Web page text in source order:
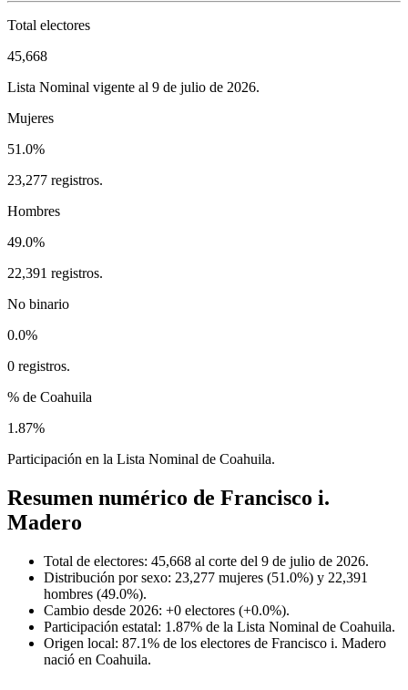
Total electores
45,668
Lista Nominal vigente al 9 de julio de 2026.
Mujeres
51.0%
23,277 registros.
Hombres
49.0%
22,391 registros.
No binario
0.0%
0 registros.
% de Coahuila
1.87%
Participación en la Lista Nominal de Coahuila.
Resumen numérico de Francisco i.
Madero
Total de electores: 45,668 al corte del 9 de julio de 2026.
Distribución por sexo: 23,277 mujeres (51.0%) y 22,391
hombres (49.0%).
Cambio desde 2026: +0 electores (+0.0%).
Participación estatal: 1.87% de la Lista Nominal de Coahuila.
Origen local: 87.1% de los electores de Francisco i. Madero
nació en Coahuila.